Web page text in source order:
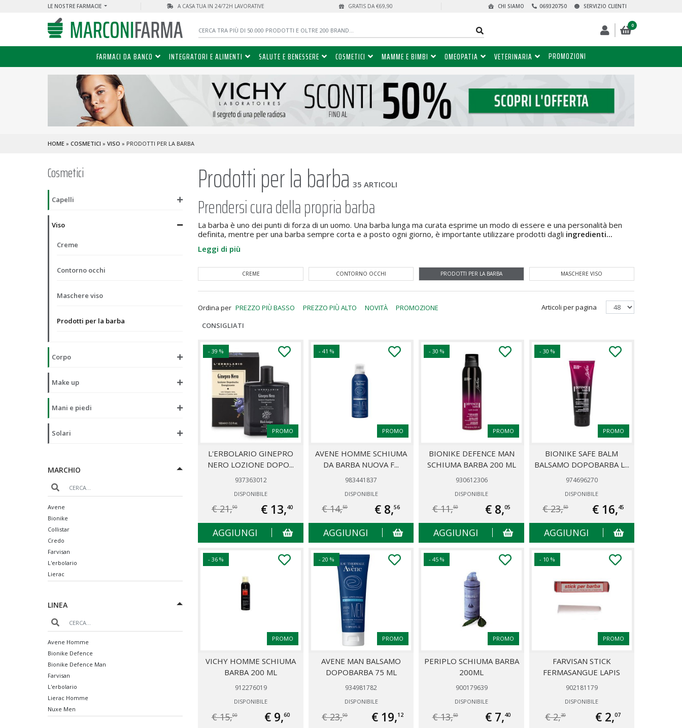
LE NOSTRE FARMACIE A CASA TUA IN 24/72H LAVORATIVE GRATIS DA €69,90 SERVIZIO CLIENTI
069320750
CHI SIAMO
0
FARMACI DA BANCO INTEGRATORI E ALIMENTI SALUTE E BENESSERE COSMETICI MAMME E BIMBI OMEOPATIA VETERINARIA PROMOZIONI
HOME» COSMETICI » VISO » PRODOTTI PER LA BARBA
Cosmetici
Capelli
Viso
Creme
Contorno occhi
Maschere viso
Prodotti per la barba
Corpo
Make up
Mani e piedi
Solari
MARCHIO
Avene
Bionike
Collistar
Credo
Farvisan
L'erbolario
Lierac
Roger & Gallet
Safety
Vichy
Weleda
LINEA
Avene Homme
Bionike Defence
Bionike Defence Man
Farvisan
L'erbolario
Lierac Homme
Nuxe Men
Prodotti per la barba 35 ARTICOLI
Prendersi cura della propria barba
La barba è uno dei punti di forza di un uomo. Una barba lunga ma curata esprime un modo di essere e una personalità ben
definita, mentre per una barba sempre corta e a posto ogni giorno, è importante utilizzare prodotti dagli ingredienti...
Leggi di più
CREME CONTORNO OCCHI PRODOTTI PER LA BARBA MASCHERE VISO
Ordina per PREZZO PIÙ BASSO PREZZO PIÙ ALTO NOVITÀ
PROMOZIONE
CONSIGLIATI
Articoli per pagina
- 39 %
PROMO
L'ERBOLARIO GINEPRO
NERO LOZIONE DOPO...
937363012
DISPONIBILE
€ 21,90 € 13,40
AGGIUNGI
- 41 %
PROMO
AVENE HOMME SCHIUMA
DA BARBA NUOVA F...
983441837
DISPONIBILE
€ 14,50 € 8,56
AGGIUNGI
- 30 %
PROMO
BIONIKE DEFENCE MAN
SCHIUMA BARBA 200 ML
930612306
DISPONIBILE
€ 11,50 € 8,05
AGGIUNGI
- 30 %
PROMO
BIONIKE SAFE BALM
BALSAMO DOPOBARBA L...
974696270
DISPONIBILE
€ 23,50 € 16,45
AGGIUNGI
- 36 %
PROMO
VICHY HOMME SCHIUMA
BARBA 200 ML
912276019
DISPONIBILE
€ 15,00 € 9,60
- 20 %
PROMO
AVENE MAN BALSAMO
DOPOBARBA 75 ML
934981782
DISPONIBILE
€ 23,90 € 19,12
- 45 %
PROMO
PERIPLO SCHIUMA BARBA
200ML
900179639
DISPONIBILE
€ 13,50 € 7,40
- 10 %
PROMO
FARVISAN STICK
FERMASANGUE LAPIS
902181179
DISPONIBILE
€ 2,30 € 2,07